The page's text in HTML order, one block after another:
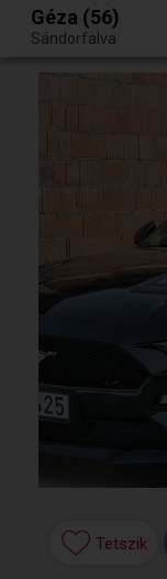
Egy jó randiból bármi lehet.
Géza (56)
Sándorfalva
Tetszik